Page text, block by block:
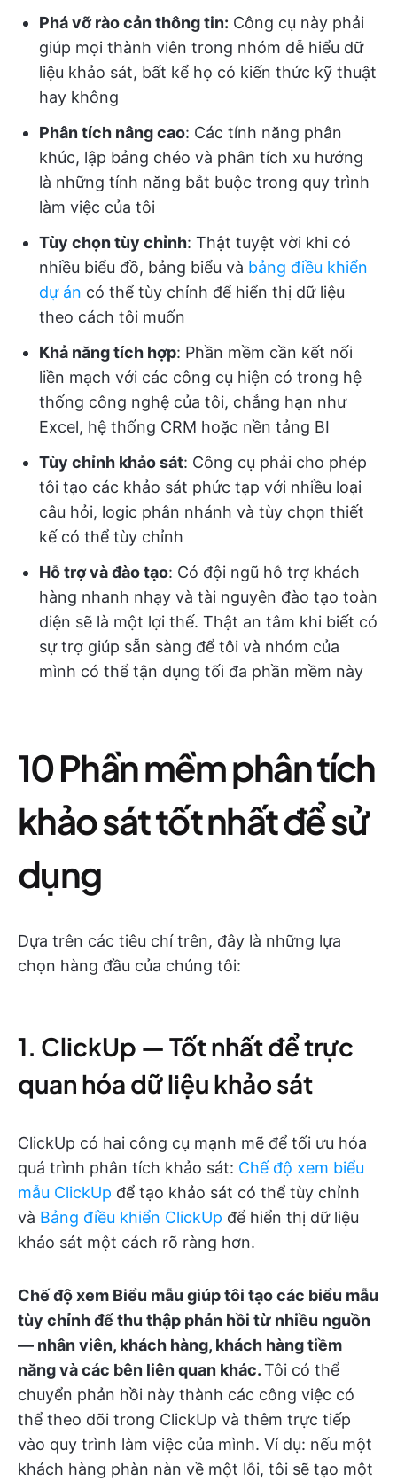
Phá vỡ rào cản thông tin: Công cụ này phải
giúp mọi thành viên trong nhóm dễ hiểu dữ
liệu khảo sát, bất kể họ có kiến thức kỹ thuật
hay không
Phân tích nâng cao: Các tính năng phân
khúc, lập bảng chéo và phân tích xu hướng
là những tính năng bắt buộc trong quy trình
làm việc của tôi
Tùy chọn tùy chỉnh: Thật tuyệt vời khi có
nhiều biểu đồ, bảng biểu và bảng điều khiển
dự án có thể tùy chỉnh để hiển thị dữ liệu
theo cách tôi muốn
Khả năng tích hợp: Phần mềm cần kết nối
liền mạch với các công cụ hiện có trong hệ
thống công nghệ của tôi, chẳng hạn như
Excel, hệ thống CRM hoặc nền tảng BI
Tùy chỉnh khảo sát: Công cụ phải cho phép
tôi tạo các khảo sát phức tạp với nhiều loại
câu hỏi, logic phân nhánh và tùy chọn thiết
kế có thể tùy chỉnh
Hỗ trợ và đào tạo: Có đội ngũ hỗ trợ khách
hàng nhanh nhạy và tài nguyên đào tạo toàn
diện sẽ là một lợi thế. Thật an tâm khi biết có
sự trợ giúp sẵn sàng để tôi và nhóm của
mình có thể tận dụng tối đa phần mềm này
10 Phần mềm phân tích
khảo sát tốt nhất để sử
dụng
Dựa trên các tiêu chí trên, đây là những lựa
chọn hàng đầu của chúng tôi:
1. ClickUp — Tốt nhất để trực
quan hóa dữ liệu khảo sát
ClickUp có hai công cụ mạnh mẽ để tối ưu hóa
quá trình phân tích khảo sát: Chế độ xem biểu
mẫu ClickUp để tạo khảo sát có thể tùy chỉnh
và Bảng điều khiển ClickUp để hiển thị dữ liệu
khảo sát một cách rõ ràng hơn.
Chế độ xem Biểu mẫu giúp tôi tạo các biểu mẫu
tùy chỉnh để thu thập phản hồi từ nhiều nguồn
— nhân viên, khách hàng, khách hàng tiềm
năng và các bên liên quan khác.Tôi có thể
chuyển phản hồi này thành các công việc có
thể theo dõi trong ClickUp và thêm trực tiếp
vào quy trình làm việc của mình. Ví dụ: nếu một
khách hàng phàn nàn về một lỗi, tôi sẽ tạo một